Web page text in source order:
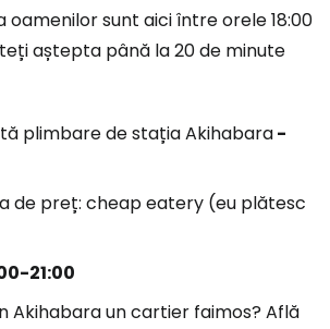
oamenilor sunt aici între orele 18:00
aștepta până la 20 de minute
plimbare de stația Akihabara-
de preț: cheap eatery (eu plătesc
21:00
Akihabara un cartier faimos? Află